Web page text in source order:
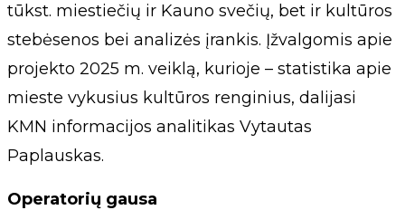
tūkst. miestiečių ir Kauno svečių, bet ir kultūros
stebėsenos bei analizės įrankis. Įžvalgomis apie
projekto 2025 m. veiklą, kurioje – statistika apie
mieste vykusius kultūros renginius, dalijasi
KMN informacijos analitikas Vytautas
Paplauskas.
Operatorių gausa